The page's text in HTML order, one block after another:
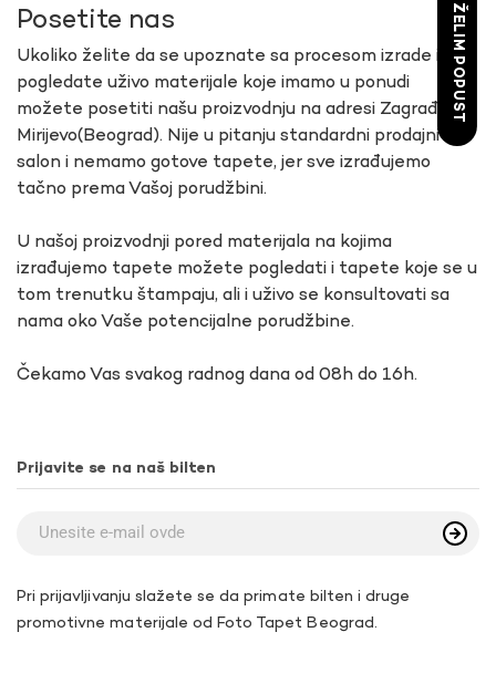
Posetite nas
Ukoliko želite da se upoznate sa procesom izrade i
pogledate uživo materijale koje imamo u ponudi
možete posetiti našu proizvodnju na adresi Zagrađe 9,
Mirijevo(Beograd). Nije u pitanju standardni prodajni
salon i nemamo gotove tapete, jer sve izrađujemo
tačno prema Vašoj porudžbini.
U našoj proizvodnji pored materijala na kojima
izrađujemo tapete možete pogledati i tapete koje se u
tom trenutku štampaju, ali i uživo se konsultovati sa
nama oko Vaše potencijalne porudžbine.
Čekamo Vas svakog radnog dana od 08h do 16h.
Prijavite se na naš bilten
Pri prijavljivanju slažete se da primate bilten i druge
promotivne materijale od Foto Tapet Beograd.
ŽELIM POPUST